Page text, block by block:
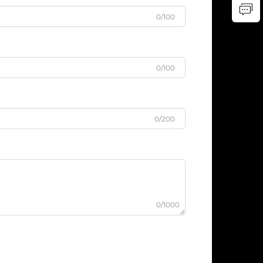
0/100
0/100
0/200
0/1000